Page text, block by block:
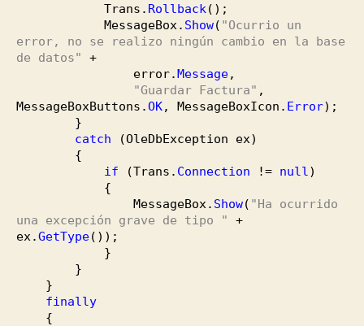
Trans. Rollback ( ) ;
MessageBox. Show( "Ocurrio un
error, no se realizo ningún cambio en la base
de datos"
+
error.Message,
"Guardar Factura" ,
MessageBoxButtons.OK, MessageBoxIcon. Error) ;
}
catch
(OleDbException ex)
{
if
(Trans. Connection != null )
{
MessageBox. Show( "Ha ocurrido
una excepción grave de tipo "
+
ex.GetType( ) ) ;
}
}
}
finally
{